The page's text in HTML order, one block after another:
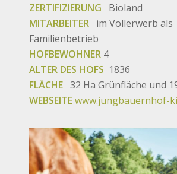
ZERTIFIZIERUNG Bioland
MITARBEITER im Vollerwerb als
Familienbetrieb
HOFBEWOHNER 4
ALTER DES HOFS 1836
FLÄCHE 32 Ha Grünfläche und
WEBSEITEwww.jungbauernhof-